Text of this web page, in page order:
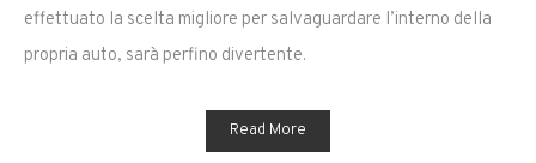
effettuato la scelta migliore per salvaguardare l’interno della
propria auto, sarà perfino divertente.
Read More